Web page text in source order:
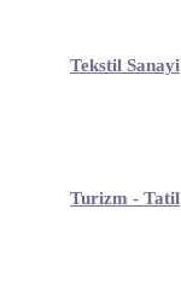
Tekstil Sanayi
Turizm - Tatil